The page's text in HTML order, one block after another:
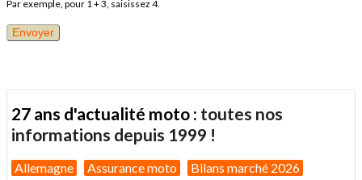
Par exemple, pour 1 + 3, saisissez 4.
27 ans d'actualité moto : toutes nos
informations depuis 1999 !
Allemagne Assurance moto
Bilans marché 2026